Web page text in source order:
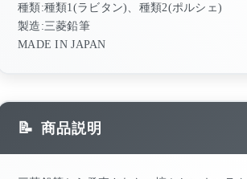
種類:種類1(ラビタン)、種類2(ポルシェ)
製造:三菱鉛筆
MADE IN JAPAN
商品説明